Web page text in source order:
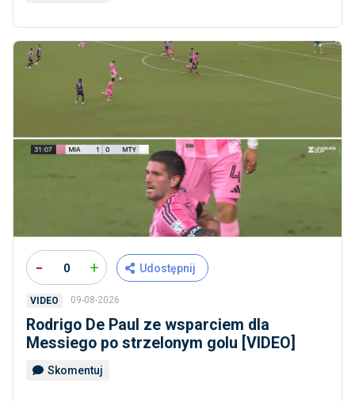
- 0 + Udostępnij
VIDEO 09-08-2026
Rodrigo De Paul ze wsparciem dla
Messiego po strzelonym golu [VIDEO]
Skomentuj